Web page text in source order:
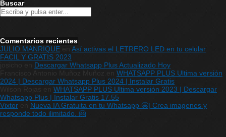
Buscar
Comentarios recientes
JULIO MANRIQUE en Así activas el LETRERO LED en tu celular
FACIL Y GRATIS 2023
Descargar Whatsapp Plus Actualizado Hoy
WHATSAPP PLUS Ultima versión
2024 | Descargar Whatsapp Plus 2024 | Instalar Gratis
WHATSAPP PLUS Ultima versión 2023 | Descargar
Whatsapp Plus | Instalar Gratis 17.55
Vixtor
Nueva IA Gratuita en tu Whatsapp 🤩| Crea imagenes y
responde todo ilimitado. 🤗